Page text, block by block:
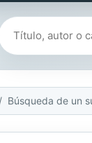
Buscar libros
Búsqueda de un